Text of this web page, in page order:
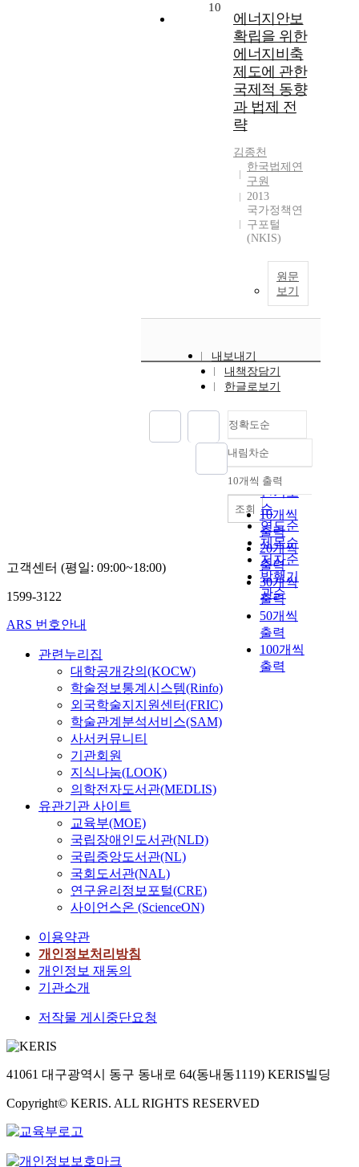
10
에너지안보
확립을 위한
에너지비축
제도에 관한
국제적 동향
과 법제 전
략
김종천
한국법제연
구원
2013
국가정책연
구포털
(NKIS)
원문
보기
내보내기
내책장담기
한글로보기
정확도순
정확도
순
인기도
순
연도순
제목순
저자순
발행기
관순
내림차순
내림차순
10개씩 출력
10개씩
출력
20개씩
출력
30개씩
출력
50개씩
출력
100개씩
출력
조회
고객센터 (평일: 09:00~18:00)
1599-3122
ARS 번호안내
관련누리집
대학공개강의(KOCW)
학술정보통계시스템(Rinfo)
외국학술지지원센터(FRIC)
학술관계분석서비스(SAM)
사서커뮤니티
기관회원
지식나눔(LOOK)
의학전자도서관(MEDLIS)
유관기관 사이트
교육부(MOE)
국립장애인도서관(NLD)
국립중앙도서관(NL)
국회도서관(NAL)
연구윤리정보포털(CRE)
사이언스온 (ScienceON)
이용약관
개인정보처리방침
개인정보 재동의
기관소개
저작물 게시중단요청
41061 대구광역시 동구 동내로 64(동내동1119) KERIS빌딩
Copyright© KERIS. ALL RIGHTS RESERVED